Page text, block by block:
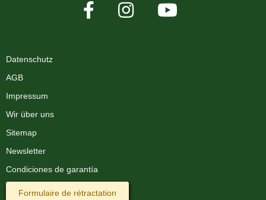
Datenschutz
AGB
Impressum
Wir über uns
Sitemap
Newsletter
Condiciones de garantía
Formulaire de rétractation